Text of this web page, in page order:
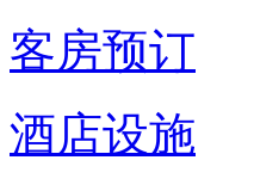
客房预订
酒店设施